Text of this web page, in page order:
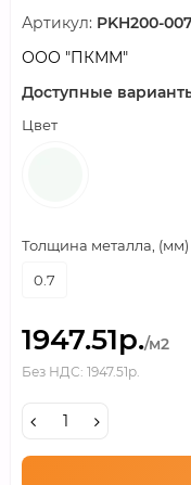
Артикул: PKH200-007
ООО "ПКММ"
Доступные
Цвет
Толщина металла, (мм)
0.7
1947.51р./м2
Без НДС: 1947.51р.